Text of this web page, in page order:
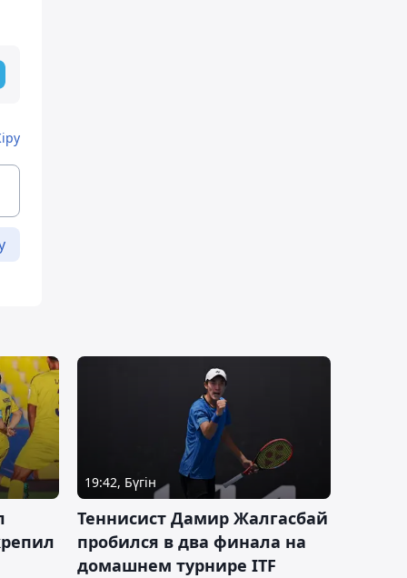
19:42, Бүгін
Теннисист Дамир Жалгасбай
пробился в два финала на
домашнем турнире ITF